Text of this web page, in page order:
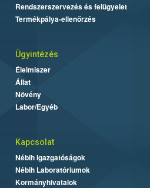
Rendszerszervezés és felügyelet
Termékpálya-ellenőrzés
Ügyintézés
Élelmiszer
Állat
Növény
Labor/Egyéb
Kapcsolat
Nébih Igazgatóságok
Nébih Laboratóriumok
Kormányhivatalok